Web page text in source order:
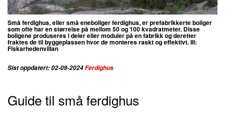
Små ferdighus, eller små eneboliger ferdighus, er prefabrikkerte boliger
som ofte har en størrelse på mellom 50 og 100 kvadratmeter. Disse
boligene produseres i deler eller moduler på en fabrikk og deretter
fraktes de til byggeplassen hvor de monteres raskt og effektivt. Ill:
Fiskarhedenvillan
Sist oppdatert: 02-09-2024Ferdighus
Guide til små ferdighus